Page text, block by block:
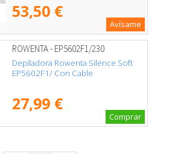
53,50 €
Avísame
ROWENTA - EP5602F1/230
Depiladora Rowenta Silence Soft
EP5602F1/ Con Cable
27,99 €
Comprar